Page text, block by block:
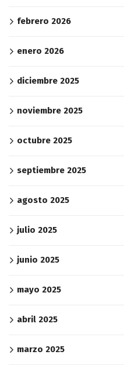
febrero 2026
enero 2026
diciembre 2025
noviembre 2025
octubre 2025
septiembre 2025
agosto 2025
julio 2025
junio 2025
mayo 2025
abril 2025
marzo 2025